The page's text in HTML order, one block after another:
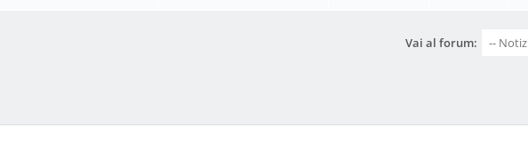
Vai al forum: